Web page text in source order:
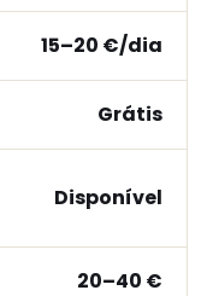
15–20 €/dia
Grátis
Disponível
20–40 €